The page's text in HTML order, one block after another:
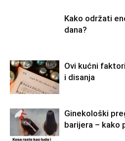
Kako održati
dana?
Ovi kućni
i disanja
Ginekološki
barijera – kako